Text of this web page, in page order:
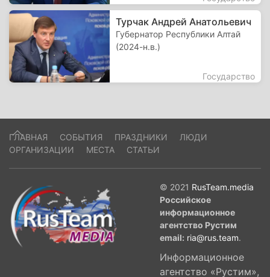
Турчак Андрей Анатольевич
Губернатор Республики Алтай
(2024-н.в.)
Государство
ГЛАВНАЯ СОБЫТИЯ ПРАЗДНИКИ
ЛЮДИ
ОРГАНИЗАЦИИ
МЕСТА СТАТЬИ
© 2021 RusTeam.media
Российское
информационное
агентство Рустим
email: ria@rus.team.
Информационное
агентство «Рустим»,